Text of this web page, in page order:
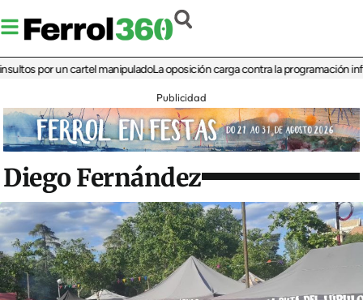
por un cartel manipuladoLa oposición carga contra la programación infantil
Publicidad
Diego Fernández